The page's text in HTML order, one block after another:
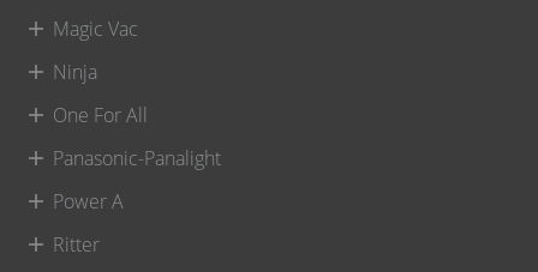
Magic Vac
Ninja
One For All
Panasonic-Panalight
Power A
Ritter